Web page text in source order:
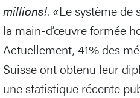
millions!. «Le système de
la main-d’œuvre formée
Actuellement, 41% des
Suisse ont obtenu leur
une statistique récente